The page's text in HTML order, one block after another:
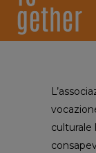
culturale